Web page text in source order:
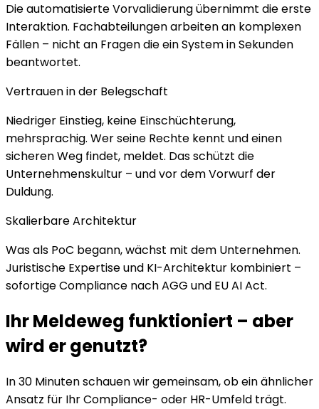
Die automatisierte Vorvalidierung übernimmt die erste
Interaktion. Fachabteilungen arbeiten an komplexen
Fällen – nicht an Fragen die ein System in Sekunden
beantwortet.
Vertrauen in der Belegschaft
Niedriger Einstieg, keine Einschüchterung,
mehrsprachig. Wer seine Rechte kennt und einen
sicheren Weg findet, meldet. Das schützt die
Unternehmenskultur – und vor dem Vorwurf der
Duldung.
Skalierbare Architektur
Was als PoC begann, wächst mit dem Unternehmen.
Juristische Expertise und KI-Architektur kombiniert –
sofortige Compliance nach AGG und EU AI Act.
Ihr Meldeweg funktioniert – aber
wird er genutzt?
In 30 Minuten schauen wir gemeinsam, ob ein ähnlicher
Ansatz für Ihr Compliance- oder HR-Umfeld trägt.